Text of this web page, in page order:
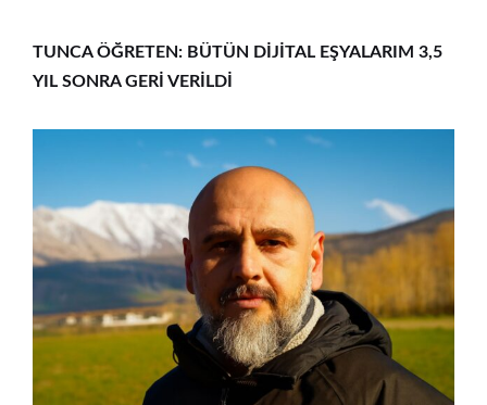
TUNCA ÖĞRETEN: BÜTÜN DİJİTAL EŞYALARIM 3,5
YIL SONRA GERİ VERİLDİ